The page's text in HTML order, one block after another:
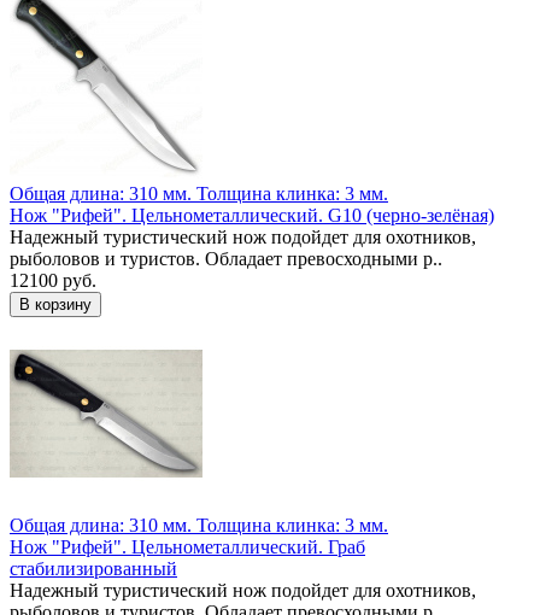
Общая длина: 310 мм. Толщина клинка: 3 мм.
Нож "Рифей". Цельнометаллический. G10 (черно-зелёная)
Надежный туристический нож подойдет для охотников,
рыболовов и туристов. Обладает превосходными р..
12100 руб.
Общая длина: 310 мм. Толщина клинка: 3 мм.
Нож "Рифей". Цельнометаллический. Граб
стабилизированный
Надежный туристический нож подойдет для охотников,